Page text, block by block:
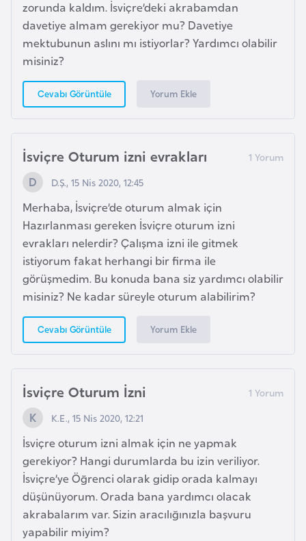
zorunda kaldım. İsviçre’deki akrabamdan
davetiye almam gerekiyor mu? Davetiye
mektubunun aslını mı istiyorlar? Yardımcı olabilir
misiniz?
Cevabı Görüntüle Yorum Ekle
İsviçre Oturum izni evrakları
D.Ş., 15 Nis 2020, 12:45
Merhaba, İsviçre’de oturum almak için
Hazırlanması gereken İsviçre oturum izni
evrakları nelerdir? Çalışma izni ile gitmek
istiyorum fakat herhangi bir firma ile
görüşmedim. Bu konuda bana siz yardımcı olabilir
misiniz? Ne kadar süreyle oturum alabilirim?
Cevabı Görüntüle Yorum Ekle
İsviçre Oturum İzni
K.E., 15 Nis 2020, 12:21
İsviçre oturum izni almak için ne yapmak
gerekiyor? Hangi durumlarda bu izin veriliyor.
İsviçre’ye Öğrenci olarak gidip orada kalmayı
düşünüyorum. Orada bana yardımcı olacak
akrabalarım var. Sizin aracılığınızla başvuru
yapabilir miyim?
i
y
a
a
G
i
n
e
B
i
s
u
G
i
n
e
G
r
e
n